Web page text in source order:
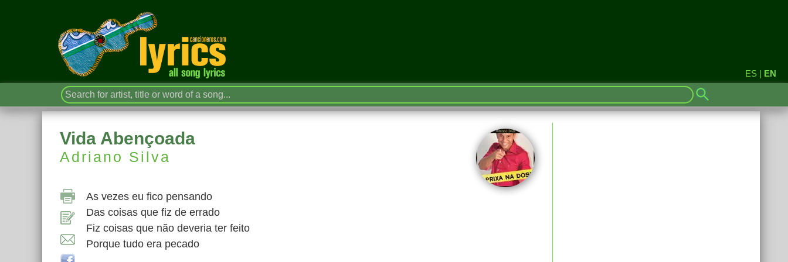
ES | EN
Vida Abençoada
Adriano Silva
As vezes eu fico pensando
Das coisas que fiz de errado
Fiz coisas que não deveria ter feito
Porque tudo era pecado